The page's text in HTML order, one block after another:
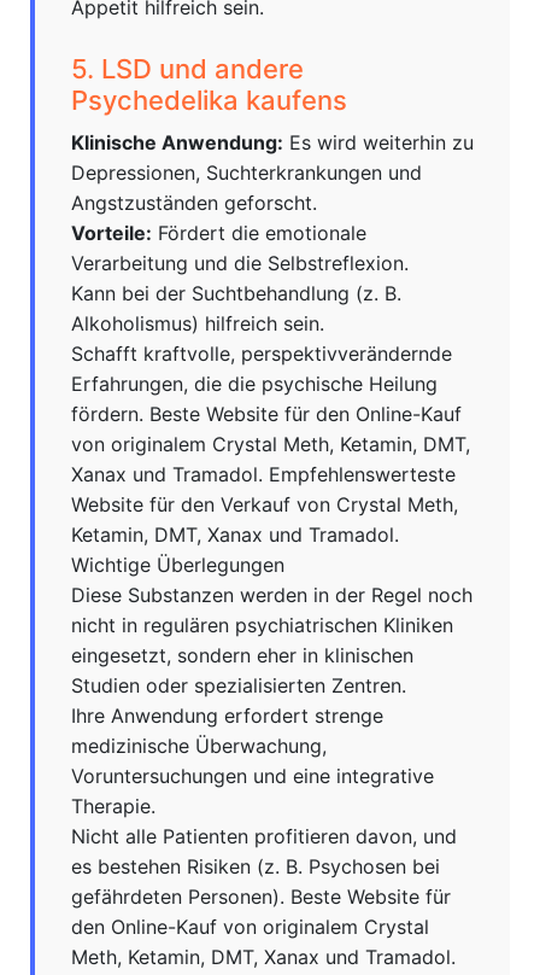
Appetit hilfreich sein.
5. LSD und andere
Psychedelika kaufens
Klinische Anwendung: Es wird weiterhin zu
Depressionen, Suchterkrankungen und
Angstzuständen geforscht.
Vorteile: Fördert die emotionale
Verarbeitung und die Selbstreflexion.
Kann bei der Suchtbehandlung (z. B.
Alkoholismus) hilfreich sein.
Schafft kraftvolle, perspektivverändernde
Erfahrungen, die die psychische Heilung
fördern. Beste Website für den Online-Kauf
von originalem Crystal Meth, Ketamin, DMT,
Xanax und Tramadol. Empfehlenswerteste
Website für den Verkauf von Crystal Meth,
Ketamin, DMT, Xanax und Tramadol.
Wichtige Überlegungen
Diese Substanzen werden in der Regel noch
nicht in regulären psychiatrischen Kliniken
eingesetzt, sondern eher in klinischen
Studien oder spezialisierten Zentren.
Ihre Anwendung erfordert strenge
medizinische Überwachung,
Voruntersuchungen und eine integrative
Therapie.
Nicht alle Patienten profitieren davon, und
es bestehen Risiken (z. B. Psychosen bei
gefährdeten Personen). Beste Website für
den Online-Kauf von originalem Crystal
Meth, Ketamin, DMT, Xanax und Tramadol.